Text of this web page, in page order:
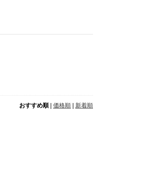
おすすめ順 価格順 新着順